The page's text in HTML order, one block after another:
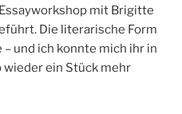
mit Brigitte
Die literarische Form
und ich konnte mich ihr in
ein Stück mehr